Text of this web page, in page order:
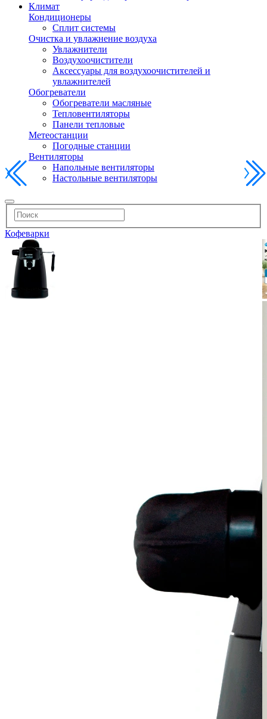
Климат
Кондиционеры
Сплит системы
Очистка и увлажнение воздуха
Увлажнители
Воздухоочистители
Аксессуары для воздухоочистителей и
увлажнителей
Обогреватели
Обогреватели масляные
Тепловентиляторы
Панели тепловые
Метеостанции
Погодные станции
Вентиляторы
Напольные вентиляторы
Настольные вентиляторы
Кофеварки